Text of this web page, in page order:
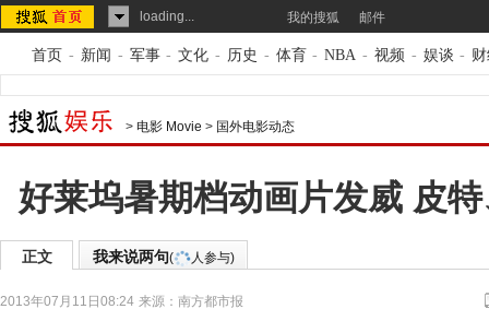
loading... 我的搜狐 邮件
首页 - 新闻 - 军事 - 文化 - 历史 - 体育 - NBA - 视频 - 娱谈 -
> 电影 Movie > 国外电影动态
好莱坞暑期档动画片发威 皮
正文 我来说两句( 人参与)
2013年07月11日08:24 来源： 南方都市报